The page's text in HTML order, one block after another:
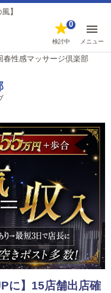
検討中
0
メニュー
春性感マッサージ倶楽部
に】15店舗出店確